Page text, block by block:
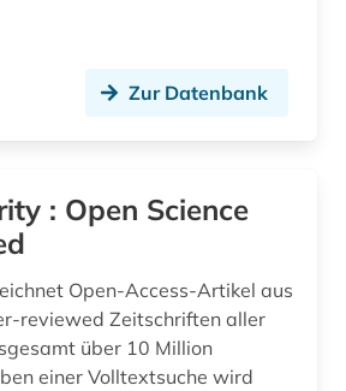
Zur Datenbank
: Open Science
Open-Access-Artikel aus
reviewed Zeitschriften aller
über 10 Million